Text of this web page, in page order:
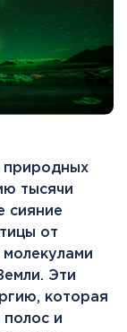
природных
тысячи
сияние
от
молекулами
Эти
которая
полос и